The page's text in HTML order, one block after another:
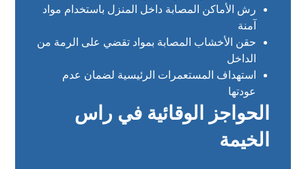
رش الأماكن المصابة داخل المنزل باستخدام مواد
آمنة
حقن الأخشاب المصابة بمواد تقضي على الرمة من
الداخل
استهداف المستعمرات الرئيسية لضمان عدم
عودتها
الحواجز الوقائية في راس
الخيمة